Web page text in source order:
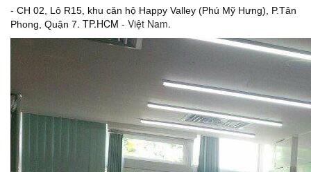
- CH 02, Lô R15, khu căn hộ Happy Valley (Phú Mỹ Hưng), P.Tân
Phong, Quận 7. TP.HCM - Việt Nam.